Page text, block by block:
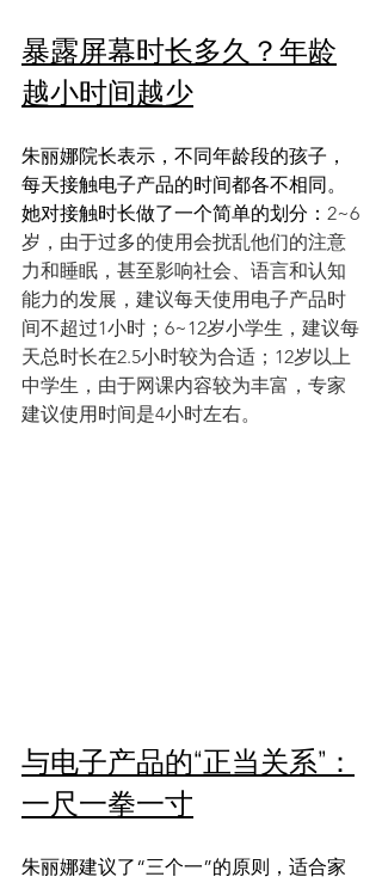
暴露屏幕时长多久？年龄
越小时间越少
朱丽娜院长表示，不同年龄段的孩子，
每天接触电子产品的时间都各不相同。
她对接触时长做了一个简单的划分： 2~6
岁，由于过多的使用会扰乱他们的注意
力和睡眠，甚至影响社会、语言和认知
能力的发展，建议每天使用电子产品时
间不超过1小时；6~12岁小学生，建议每
天总时长在2.5小时较为合适；12岁以上
中学生，由于网课内容较为丰富，专家
建议使用时间是4小时左右。
与电子产品的“正当关系”：
一尺一拳一寸
朱丽娜建议了“三个一”的原则，适合家